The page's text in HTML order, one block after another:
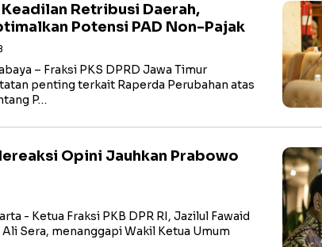
Keadilan Retribusi Daerah,
Potensi PAD Non-Pajak
– Fraksi PKS DPRD Jawa Timur
penting terkait Raperda Perubahan atas
P…
Opini Jauhkan Prabowo
- Ketua Fraksi PKB DPR RI, Jazilul Fawaid
Sera, menanggapi Wakil Ketua Umum